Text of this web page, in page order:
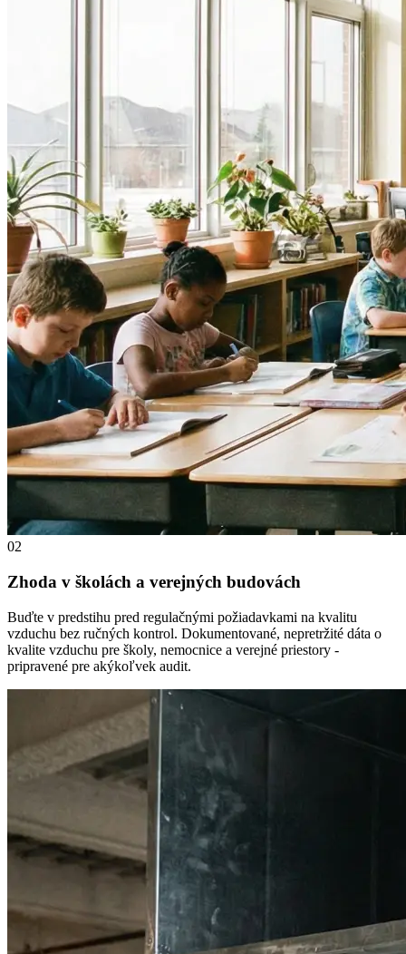
02
Zhoda v školách a verejných budovách
Buďte v predstihu pred regulačnými požiadavkami na kvalitu
vzduchu bez ručných kontrol. Dokumentované, nepretržité dáta o
kvalite vzduchu pre školy, nemocnice a verejné priestory -
pripravené pre akýkoľvek audit.